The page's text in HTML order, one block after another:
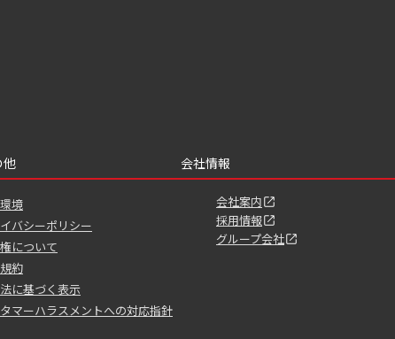
他
境
バシーポリシー
について
約
に基づく表示
マーハラスメントへの対応指針
会社情報
会社案内
採用情報
グループ会社